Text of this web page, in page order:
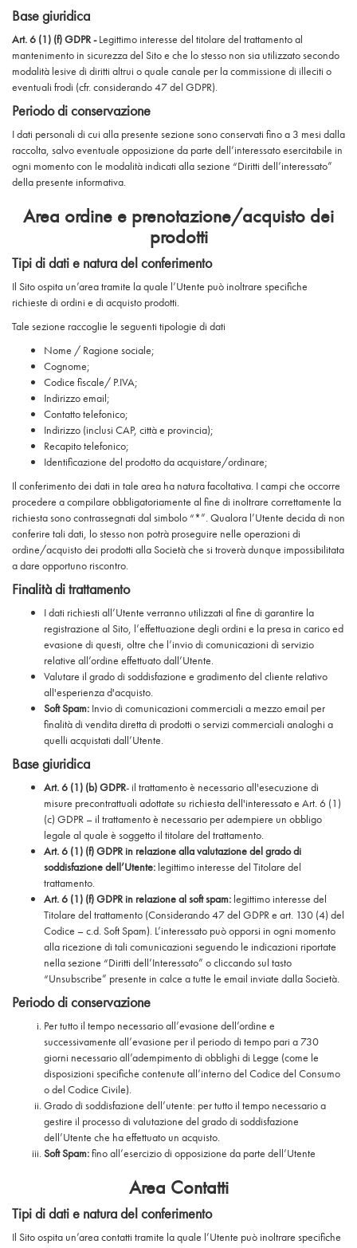
Base giuridica
Art. 6 (1) (f) GDPR -Legittimo interesse del titolare del trattamento al
mantenimento in sicurezza del Sito e che lo stesso non sia utilizzato secondo
modalità lesive di diritti altrui o quale canale per la commissione di illeciti o
eventuali frodi (cfr. considerando 47 del GDPR).
Periodo di conservazione
I dati personali di cui alla presente sezione sono conservati fino a 3 mesi dalla
raccolta, salvo eventuale opposizione da parte dell’interessato esercitabile in
ogni momento con le modalità indicati alla sezione “Diritti dell’interessato”
della presente informativa.
Area ordine e prenotazione/acquisto dei
prodotti
Tipi di dati e natura del conferimento
Il Sito ospita un’area tramite la quale l’Utente può inoltrare specifiche
richieste di ordini e di acquisto prodotti.
Tale sezione raccoglie le seguenti tipologie di dati
Nome / Ragione sociale;
Cognome;
Codice fiscale/ P.IVA;
Indirizzo email;
Contatto telefonico;
Indirizzo (inclusi CAP, città e provincia);
Recapito telefonico;
Identificazione del prodotto da acquistare/ordinare;
Il conferimento dei dati in tale area ha natura facoltativa. I campi che occorre
procedere a compilare obbligatoriamente al fine di inoltrare correttamente la
richiesta sono contrassegnati dal simbolo “*”. Qualora l’Utente decida di non
conferire tali dati, lo stesso non potrà proseguire nelle operazioni di
ordine/acquisto dei prodotti alla Società che si troverà dunque impossibilitata
a dare opportuno riscontro.
Finalità di trattamento
I dati richiesti all’Utente verranno utilizzati al fine di garantire la
registrazione al Sito, l’effettuazione degli ordini e la presa in carico ed
evasione di questi, oltre che l’invio di comunicazioni di servizio
relative all’ordine effettuato dall’Utente.
Valutare il grado di soddisfazione e gradimento del cliente relativo
all'esperienza d'acquisto.
Soft Spam: Invio di comunicazioni commerciali a mezzo email per
finalità di vendita diretta di prodotti o servizi commerciali analoghi a
quelli acquistati dall’Utente.
Base giuridica
Art. 6 (1) (b) GDPR- il trattamento è necessario all'esecuzione di
misure precontrattuali adottate su richiesta dell'interessato e Art. 6 (1)
(c) GDPR – il trattamento è necessario per adempiere un obbligo
legale al quale è soggetto il titolare del trattamento.
Art. 6 (1) (f) GDPR in relazione alla valutazione del grado di
soddisfazione dell’Utente: legittimo interesse del Titolare del
trattamento.
Art. 6 (1) (f) GDPR in relazione al soft spam: legittimo interesse del
Titolare del trattamento (Considerando 47 del GDPR e art. 130 (4) del
Codice – c.d. Soft Spam). L’interessato può opporsi in ogni momento
alla ricezione di tali comunicazioni seguendo le indicazioni riportate
nella sezione “Diritti dell’Interessato” o cliccando sul tasto
“Unsubscribe” presente in calce a tutte le email inviate dalla Società.
Periodo di conservazione
Per tutto il tempo necessario all’evasione dell’ordine e
successivamente all’evasione per il periodo di tempo pari a 730
giorni necessario all’adempimento di obblighi di Legge (come le
disposizioni specifiche contenute all’interno del Codice del Consumo
o del Codice Civile).
Grado di soddisfazione dell’utente: per tutto il tempo necessario a
gestire il processo di valutazione del grado di soddisfazione
dell’Utente che ha effettuato un acquisto.
Soft Spam:fino all’esercizio di opposizione da parte dell’Utente
Area Contatti
Tipi di dati e natura del conferimento
Il Sito ospita un’area contatti tramite la quale l’Utente può inoltrare specifiche